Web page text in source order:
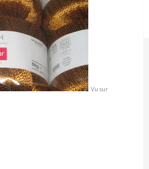
Vu sur